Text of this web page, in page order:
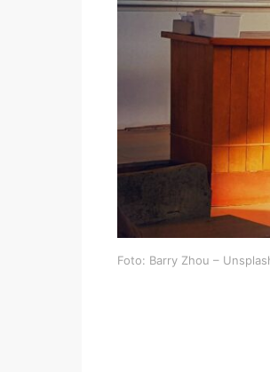
Foto: Barry Zhou –